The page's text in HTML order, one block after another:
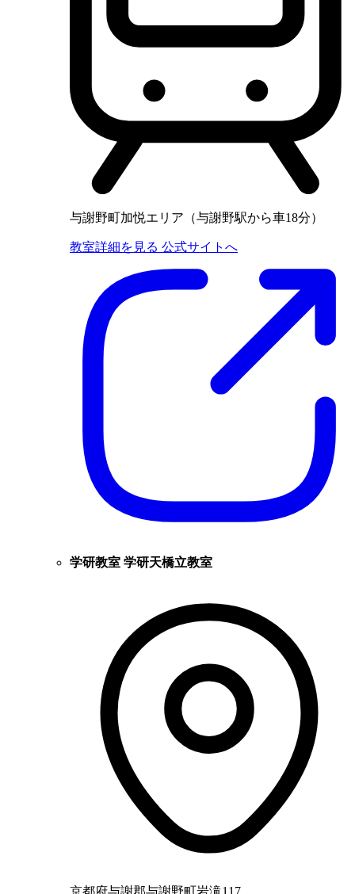
与謝野町加悦エリア（与謝野駅から車18分）
教室詳細を見る 公式サイトへ
学研教室 学研天橋立教室
京都府与謝郡与謝野町岩滝117